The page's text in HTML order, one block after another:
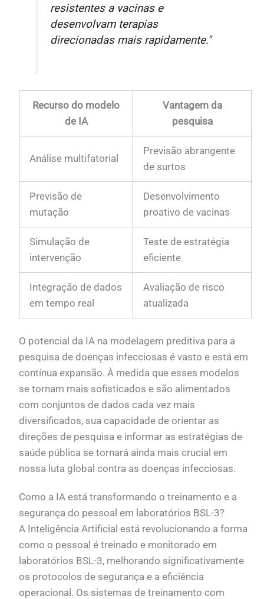
resistentes a vacinas e
desenvolvam terapias
direcionadas mais rapidamente."
Recurso do modelo
de IA
Vantagem da
pesquisa
Análise multifatorial
Previsão abrangente
de surtos
Previsão de
mutação
Desenvolvimento
proativo de vacinas
Simulação de
intervenção
Teste de estratégia
eficiente
Integração de dados
em tempo real
Avaliação de risco
atualizada
O potencial da IA na modelagem preditiva para a
pesquisa de doenças infecciosas é vasto e está em
contínua expansão. À medida que esses modelos
se tornam mais sofisticados e são alimentados
com conjuntos de dados cada vez mais
diversificados, sua capacidade de orientar as
direções de pesquisa e informar as estratégias de
saúde pública se tornará ainda mais crucial em
nossa luta global contra as doenças infecciosas.
Como a IA está transformando o treinamento e a
segurança do pessoal em laboratórios BSL-3?
A Inteligência Artificial está revolucionando a forma
como o pessoal é treinado e monitorado em
laboratórios BSL-3, melhorando significativamente
os protocolos de segurança e a eficiência
operacional. Os sistemas de treinamento com